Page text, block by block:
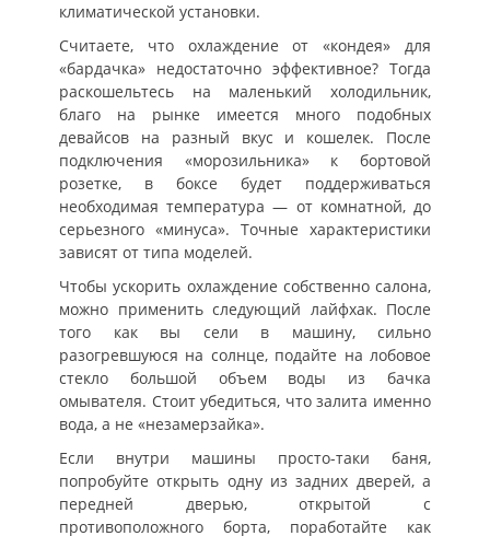
климатической установки.
Считаете, что охлаждение от «кондея» для
«бардачка» недостаточно эффективное? Тогда
раскошельтесь на маленький холодильник,
благо на рынке имеется много подобных
девайсов на разный вкус и кошелек. После
подключения «морозильника» к бортовой
розетке, в боксе будет поддерживаться
необходимая температура — от комнатной, до
серьезного «минуса». Точные характеристики
зависят от типа моделей.
Чтобы ускорить охлаждение собственно салона,
можно применить следующий лайфхак. После
того как вы сели в машину, сильно
разогревшуюся на солнце, подайте на лобовое
стекло большой объем воды из бачка
омывателя. Стоит убедиться, что залита именно
вода, а не «незамерзайка».
Если внутри машины просто-таки баня,
попробуйте открыть одну из задних дверей, а
передней дверью, открытой с
противоположного борта, поработайте как